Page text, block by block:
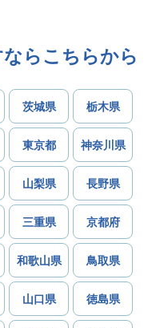
らこちらから
茨城県 栃木県
東京都 神奈川県
山梨県 長野県
三重県 京都府
和歌山県 鳥取県
山口県 徳島県